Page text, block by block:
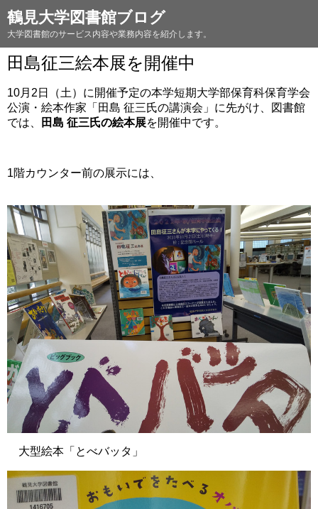
鶴見大学図書館ブログ
大学図書館のサービス内容や業務内容を紹介します。
田島征三絵本展を開催中
10月2日（土）に開催予定の本学短期大学部保育科保育学会
公演・絵本作家「田島 征三氏の講演会」に先がけ、図書館
では、
田島 征三氏の絵本展を開催中です。
1階カウンター前の展示には、
大型絵本「とべバッタ」